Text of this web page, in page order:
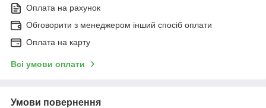
Оплата на рахунок
Обговорити з менеджером інший спосіб оплати
Оплата на карту
Всі умови оплати
Умови повернення